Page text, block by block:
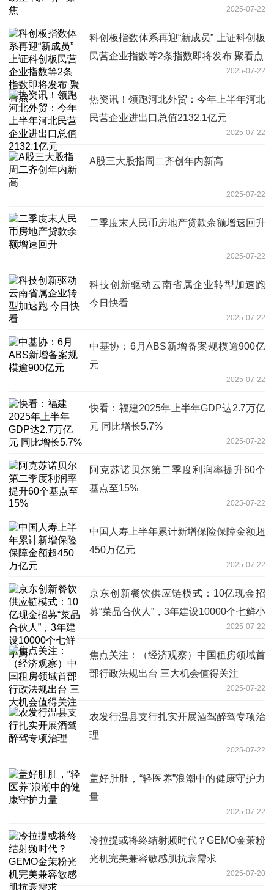
2025-07-22
科创板指数体系再迎“新成员” 上证科创板
民营企业指数等2条指数即将发布 聚看点
2025-07-22
热资讯！领跑河北外贸：今年上半年河北
民营企业进出口总值2132.1亿元
2025-07-22
A股三大股指周二齐创年内新高
2025-07-22
二季度末人民币房地产贷款余额增速回升
2025-07-22
科技创新驱动云南省属企业转型加速跑
今日快看
2025-07-22
中基协：6月ABS新增备案规模逾900亿
元
2025-07-22
快看：福建2025年上半年GDP达2.7万亿
元 同比增长5.7%
2025-07-22
阿克苏诺贝尔第二季度利润率提升60个
基点至15%
2025-07-22
中国人寿上半年累计新增保险保障金额超
450万亿元
2025-07-22
京东创新餐饮供应链模式：10亿现金招
募“菜品合伙人”，3年建设10000个七鲜小
2025-07-22
焦点关注：（经济观察）中国租房领域首
部行政法规出台 三大机会值得关注
2025-07-22
农发行温县支行扎实开展酒驾醉驾专项治
理
2025-07-22
盖好肚肚，“轻医养”浪潮中的健康守护力
量
2025-07-22
冷拉提或将终结射频时代？GEMO金茉粉
光机完美兼容敏感肌抗衰需求
2025-07-20